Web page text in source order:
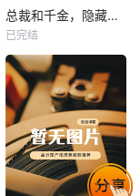
热播
未知
总裁和千金，隐藏身份闪婚了
已完结